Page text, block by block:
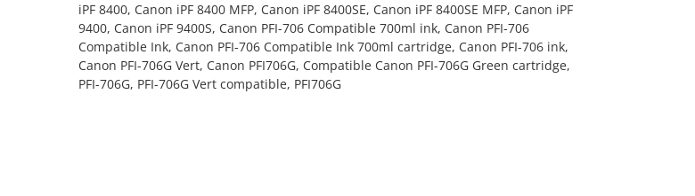
iPF 8400, Canon iPF 8400 MFP, Canon iPF 8400SE, Canon iPF 8400SE MFP, Canon iPF
9400, Canon iPF 9400S, Canon PFI-706 Compatible 700ml ink, Canon PFI-706
Compatible Ink, Canon PFI-706 Compatible Ink 700ml cartridge, Canon PFI-706 ink,
Canon PFI-706G Vert, Canon PFI706G, Compatible Canon PFI-706G Green cartridge,
PFI-706G, PFI-706G Vert compatible, PFI706G